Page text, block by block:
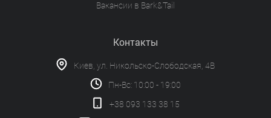
Вакансии в Bark&Tail
Контакты
Киев, ул. Никольско-Слободская, 4В
Пн-Вс: 10:00 - 19:00
+38 093 133 38 15